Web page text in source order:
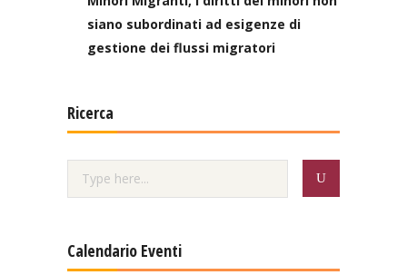
siano subordinati ad esigenze di
gestione dei flussi migratori
Ricerca
Calendario Eventi